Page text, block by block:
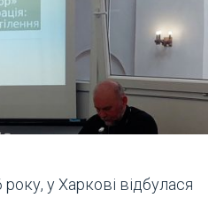
у Харкові відбулася